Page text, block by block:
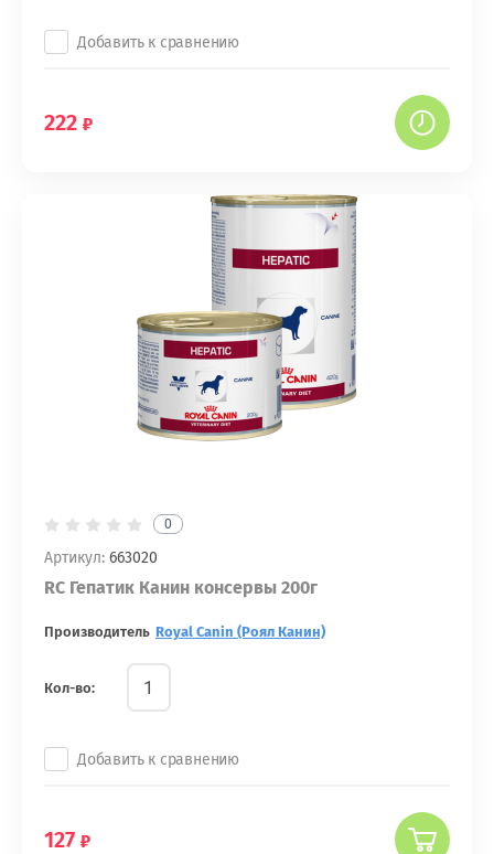
Добавить к сравнению
222
0
Артикул: 663020
RC Гепатик Канин консервы 200г
Производитель Royal Canin (Роял Канин)
Кол-во:
Добавить к сравнению
127